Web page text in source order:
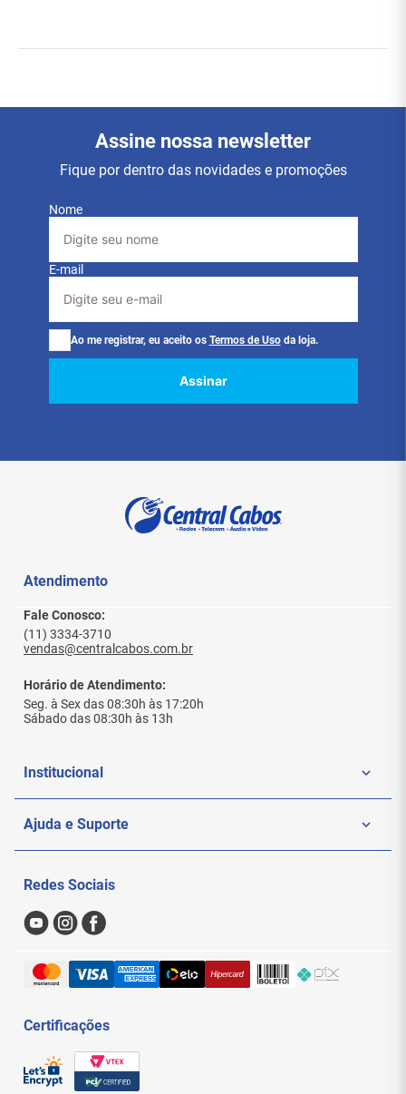
Assine nossa newsletter
Fique por dentro das novidades e promoções
Nome
E-mail
Ao me registrar, eu aceito os Termos de Uso da loja.
Assinar
Atendimento
Fale Conosco:
(11) 3334-3710
vendas@centralcabos.com.br
Horário de Atendimento:
Seg. à Sex das 08:30h às 17:20h
Sábado das 08:30h às 13h
Institucional
Quem Somos
Nossas Lojas
Formas de Pagamento
Trocas e Devoluções
Ajuda e Suporte
Sac
Redes Sociais
Certificações